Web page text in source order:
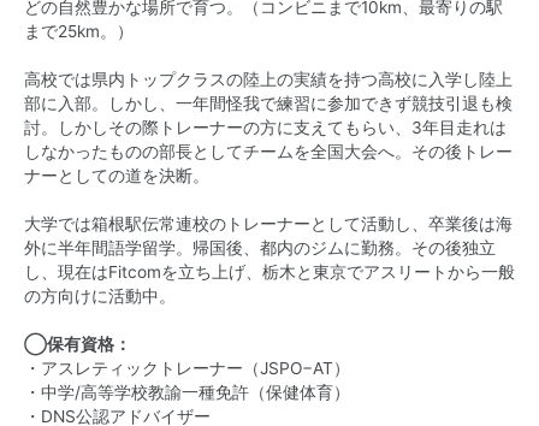
どの自然豊かな場所で育つ。（コンビニまで10km、最寄りの駅
まで25km。）
高校では県内トップクラスの陸上の実績を持つ高校に入学し陸上
部に入部。しかし、一年間怪我で練習に参加できず競技引退も検
討。しかしその際トレーナーの方に支えてもらい、3年目走れは
しなかったものの部長としてチームを全国大会へ。その後トレー
ナーとしての道を決断。
大学では箱根駅伝常連校のトレーナーとして活動し、卒業後は海
外に半年間語学留学。帰国後、都内のジムに勤務。その後独立
し、現在はFitcomを立ち上げ、栃木と東京でアスリートから一般
の方向けに活動中。
◯保有資格：
・アスレティックトレーナー（JSPO−AT）
・中学/高等学校教諭一種免許（保健体育）
・DNS公認アドバイザー